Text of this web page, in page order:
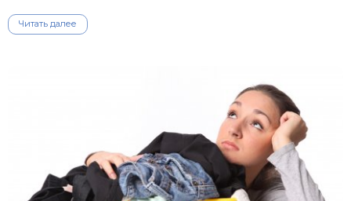
Читать далее